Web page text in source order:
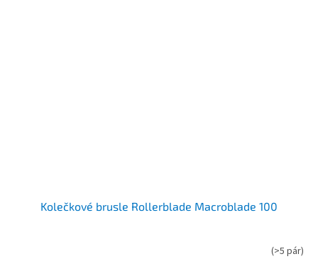
Kolečkové brusle Rollerblade Macroblade 100
(>5 pár)